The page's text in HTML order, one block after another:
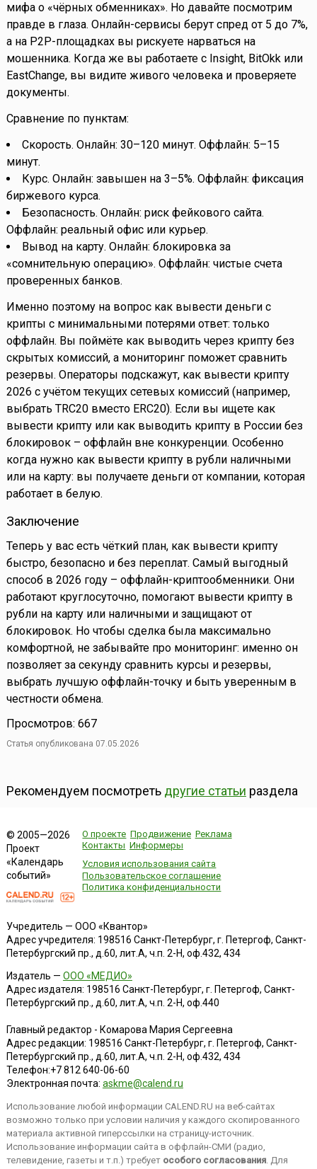
мифа о «чёрных обменниках». Но давайте посмотрим
правде в глаза. Онлайн-сервисы берут спред от 5 до 7%,
а на P2P-площадках вы рискуете нарваться на
мошенника. Когда же вы работаете с Insight, BitOkk или
EastChange, вы видите живого человека и проверяете
документы.
Сравнение по пунктам:
Скорость. Онлайн: 30–120 минут. Оффлайн: 5–15
минут.
Курс. Онлайн: завышен на 3–5%. Оффлайн: фиксация
биржевого курса.
Безопасность. Онлайн: риск фейкового сайта.
Оффлайн: реальный офис или курьер.
Вывод на карту. Онлайн: блокировка за
«сомнительную операцию». Оффлайн: чистые счета
проверенных банков.
Именно поэтому на вопрос как вывести деньги с
крипты с минимальными потерями ответ: только
оффлайн. Вы поймёте как выводить через крипту без
скрытых комиссий, а мониторинг поможет сравнить
резервы. Операторы подскажут, как вывести крипту
2026 с учётом текущих сетевых комиссий (например,
выбрать TRC20 вместо ERC20). Если вы ищете как
вывести крипту или как выводить крипту в России без
блокировок – оффлайн вне конкуренции. Особенно
когда нужно как вывести крипту в рубли наличными
или на карту: вы получаете деньги от компании, которая
работает в белую.
Заключение
Теперь у вас есть чёткий план, как вывести крипту
быстро, безопасно и без переплат. Самый выгодный
способ в 2026 году – оффлайн-криптообменники. Они
работают круглосуточно, помогают вывести крипту в
рубли на карту или наличными и защищают от
блокировок. Но чтобы сделка была максимально
комфортной, не забывайте про мониторинг: именно он
позволяет за секунду сравнить курсы и резервы,
выбрать лучшую оффлайн-точку и быть уверенным в
честности обмена.
Просмотров: 667
Статья опубликована 07.05.2026
Рекомендуем посмотреть другие статьи раздела
© 2005—2026
Проект
«Календарь
событий»
О проекте Продвижение Реклама
Контакты Информеры
Условия использования сайта
Пользовательское соглашение
Политика конфиденциальности
Учредитель — ООО «Квантор»
Адрес учредителя: 198516 Санкт-Петербург, г. Петергоф, Санкт-
Петербургский пр., д.60, лит.А, ч.п. 2-Н, оф.432, 434
Издатель — ООО «МЕДИО»
Адрес издателя: 198516 Санкт-Петербург, г. Петергоф, Санкт-
Петербургский пр., д.60, лит.А, ч.п. 2-Н, оф.440
Главный редактор - Комарова Мария Сергеевна
Адрес редакции: 198516 Санкт-Петербург, г. Петергоф, Санкт-
Петербургский пр., д.60, лит.А, ч.п. 2-Н, оф.432, 434
Телефон:+7 812 640-06-60
Электронная почта: askme@calend.ru
Использование любой информации CALEND.RU на веб-сайтах
возможно только при условии наличия у каждого скопированного
материала активной гиперссылки на страницу-источник.
Использование информации сайта в оффлайн-СМИ (радио,
телевидение, газеты и т.п.) требует особого согласования. Для